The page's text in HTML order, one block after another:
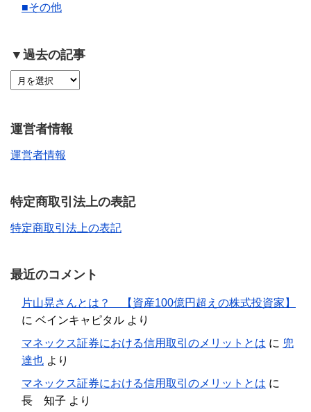
■その他
▼過去の記事
運営者情報
運営者情報
特定商取引法上の表記
特定商取引法上の表記
最近のコメント
片山晃さんとは？ 【資産100億円超えの株式投資家】
に ベインキャピタル より
マネックス証券における信用取引のメリットとは に 兜
達也 より
マネックス証券における信用取引のメリットとは に
長 知子 より